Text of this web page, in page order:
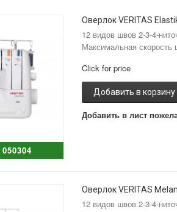
050304
Оверлок VERITAS
12 видов швов 2-3-4-
Максимальная скорость
Click for price
Добавить в корзину
Добавить в лист
Оверлок VERITAS
12 видов швов 2-3-4-